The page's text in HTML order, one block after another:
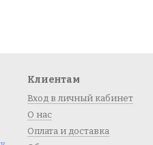
Клиентам
Вход в личный кабинет
О нас
Оплата и доставка